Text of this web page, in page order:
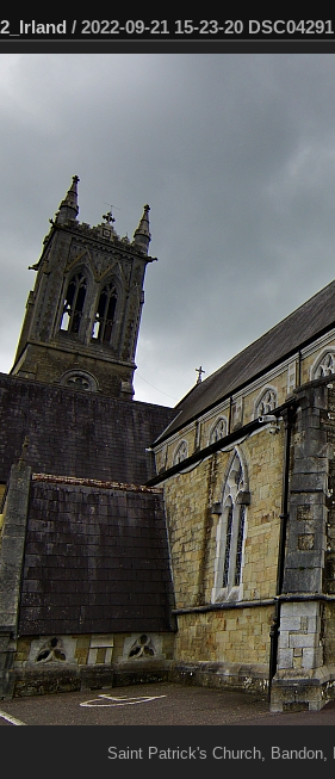
/ 2022-09-21 15-23-20
Saint Patrick's Church, Bandon,